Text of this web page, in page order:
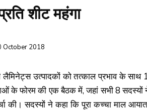
शीट महंगा
October 2018
उत्पादकों को तत्काल प्रभाव के
के फोरम की एक बैठक में, जहां सभी 8
की। सदस्यों ने कहा कि पूरा कच्चा माल